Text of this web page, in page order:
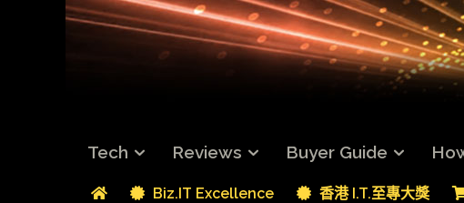
Tech Reviews Buyer Guide
Biz.IT Excellence 香港 I.T.至專大獎